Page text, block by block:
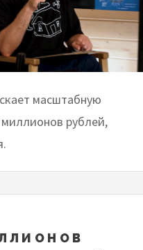
масштабную
миллионов рублей,